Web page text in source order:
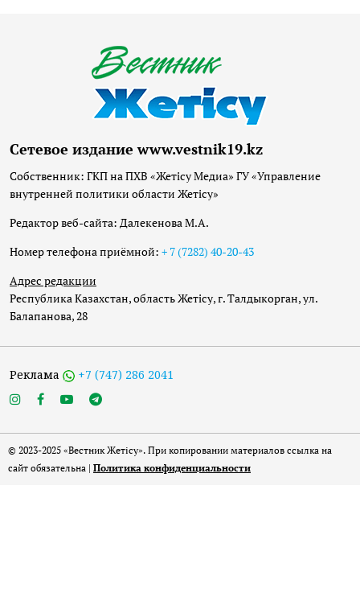
Сетевое издание www.vestnik19.kz
Собственник: ГКП на ПХВ «Жетісу Медиа» ГУ «Управление
внутренней политики области Жетісу»
Редактор веб-сайта: Далекенова М.А.
Номер телефона приёмной: + 7 (7282) 40-20-43
Адрес редакции
Республика Казахстан, область Жетісу, г. Талдыкорган, ул.
Балапанова, 28
Реклама +7 (747) 286 2041
© 2023-2025 «Вестник Жетісу». При копировании материалов ссылка на
сайт обязательна | Политика конфиденциальности